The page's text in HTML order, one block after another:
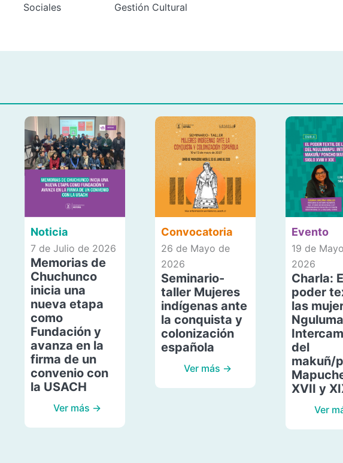
Sociales
Gestión Cultural
Noticia
7 de Julio de 2026
Memorias de
Chuchunco
inicia una
nueva etapa
como
Fundación y
avanza en la
firma de un
convenio con
la USACH
Ver más →
Convocatoria
26 de Mayo de
2026
Seminario-
taller Mujeres
indígenas ante
la conquista y
colonización
española
Ver más →
Evento
19 de
2026
Charla:
poder
las
del
makuñ/
XVII y
Ver